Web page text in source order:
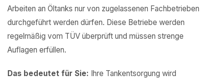
Arbeiten an Öltanks nur von zugelassenen Fachbetrieben
durchgeführt werden dürfen. Diese Betriebe werden
regelmäßig vom TÜV überprüft und müssen strenge
Auflagen erfüllen.
Das bedeutet für Sie: Ihre Tankentsorgung wird